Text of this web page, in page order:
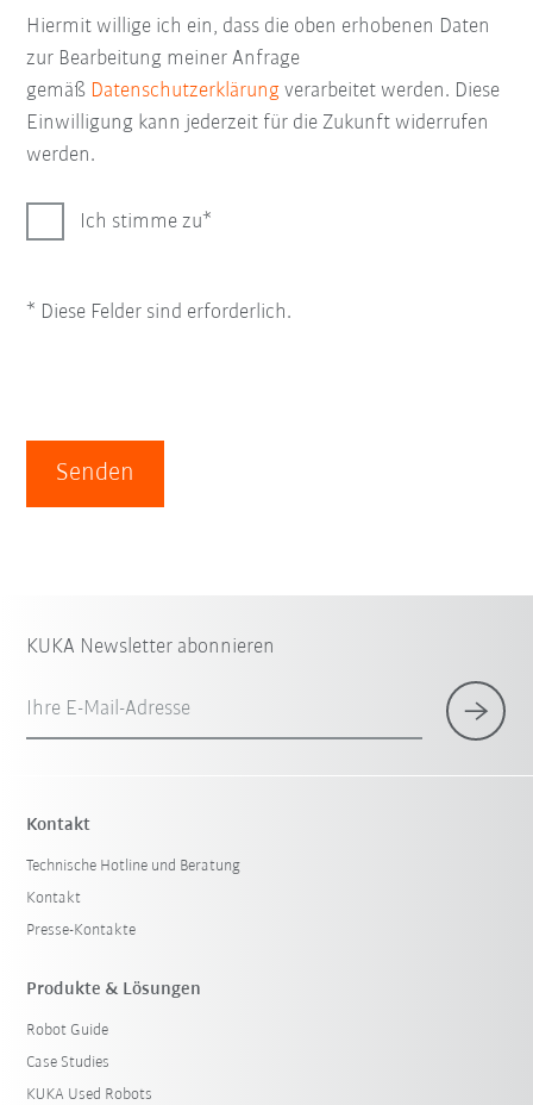
Hiermit willige ich ein, dass die oben erhobenen Daten
zur Bearbeitung meiner Anfrage
gemäß Datenschutzerklärung verarbeitet werden. Diese
Einwilligung kann jederzeit für die Zukunft widerrufen
werden.
Ich stimme zu
* Diese Felder sind erforderlich.
Senden
KUKA Newsletter abonnieren
Ihre E-Mail-Adresse
Kontakt
Technische Hotline und Beratung
Kontakt
Presse-Kontakte
Produkte & Lösungen
Robot Guide
Case Studies
KUKA Used Robots